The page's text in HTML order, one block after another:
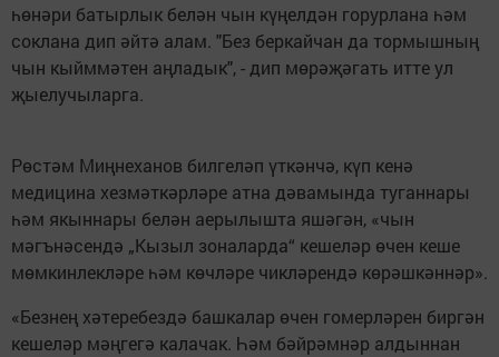
һөнәри батырлык белән чын күңелдән горурлана һәм
соклана дип әйтә алам. "Без беркайчан да тормышның
чын кыйммәтен аңладык", - дип мөрәҗәгать итте ул
җыелучыларга.
Рөстәм Миңнеханов билгеләп үткәнчә, күп кенә
медицина хезмәткәрләре атна дәвамында туганнары
һәм якыннары белән аерылышта яшәгән, «чын
мәгънәсендә „Кызыл зоналарда“ кешеләр өчен кеше
мөмкинлекләре һәм көчләре чикләрендә көрәшкәннәр».
«Безнең хәтеребездә башкалар өчен гомерләрен биргән
кешеләр мәңгегә калачак. Һәм бәйрәмнәр алдыннан